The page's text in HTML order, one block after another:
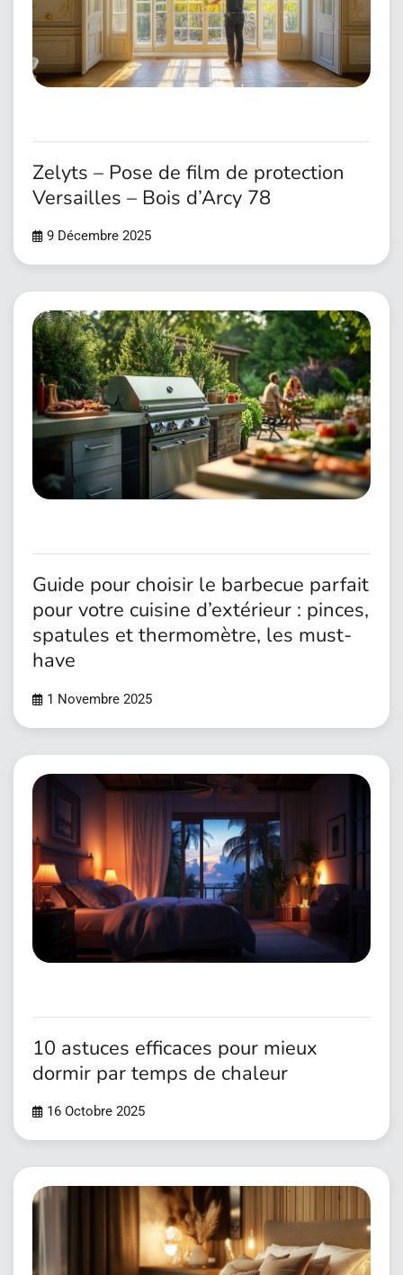
Zelyts – Pose de film de protection
Versailles – Bois d’Arcy 78
9 Décembre 2025
Guide pour choisir le barbecue parfait
pour votre cuisine d’extérieur : pinces,
spatules et thermomètre, les must-
have
1 Novembre 2025
10 astuces efficaces pour mieux
dormir par temps de chaleur
16 Octobre 2025